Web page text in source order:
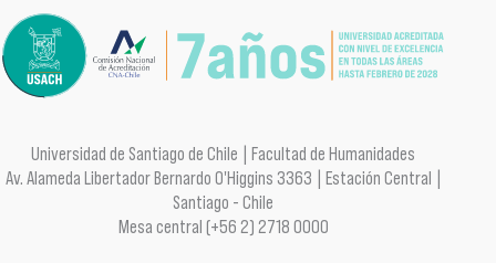
Universidad de Santiago de Chile | Facultad de Humanidades
Av. Alameda Libertador Bernardo O'Higgins 3363 | Estación Central |
Santiago - Chile
Mesa central (+56 2) 2718 0000